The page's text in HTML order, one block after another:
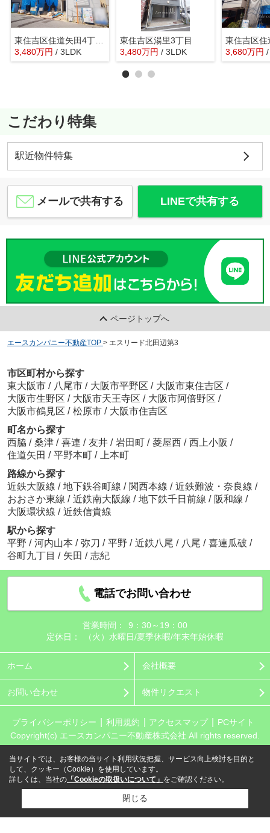
東住吉区住道矢田4丁目 【1号棟/全4棟】
3,480万円 / 3LDK
東住吉区湯里3丁目
3,480万円 / 3LDK
東住吉区住
3,680万円
こだわり特集
駅近物件特集
メールで共有する LINEで共有する
ページトップへ
エースカンパニー不動産TOP > エスリード北田辺第3
市区町村から探す
東大阪市 / 八尾市 / 大阪市平野区 / 大阪市東住吉区 /
大阪市生野区 / 大阪市天王寺区 / 大阪市阿倍野区 /
大阪市鶴見区 / 松原市 / 大阪市住吉区
町名から探す
西脇 / 桑津 / 喜連 / 友井 / 岩田町 / 菱屋西 / 西上小阪 /
住道矢田 / 平野本町 /
上本町
路線から探す
近鉄大阪線 / 地下鉄谷町線 / 関西本線 / 近鉄難波・奈良線 /
おおさか東線 / 近鉄南大阪線 / 地下鉄千日前線 / 阪和線 /
大阪環状線 / 近鉄信貴線
駅から探す
平野 / 河内山本 / 弥刀 / 平野 / 近鉄八尾 / 八尾 / 喜連瓜破 /
谷町九丁目 / 矢田 / 志紀
電話でお問い合わせ
営業時間：
9：30～19：00
定休日：
（火）水曜日/夏季休暇/年末年始休暇
ホーム 会社概要
お問い合わせ 物件リクエスト
プライバシーポリシー 利用規約 アクセスマップ
PCサイト
Copyright(c) エースカンパニー不動産株式会社 All rights reserved.
当サイトでは、お客様の当サイト利用状況把握、サービス向上検討を目的と
して、クッキー（Cookie）を使用しています。
詳しくは、当社の 「Cookieの取扱いについて」 をご確認ください。
閉じる